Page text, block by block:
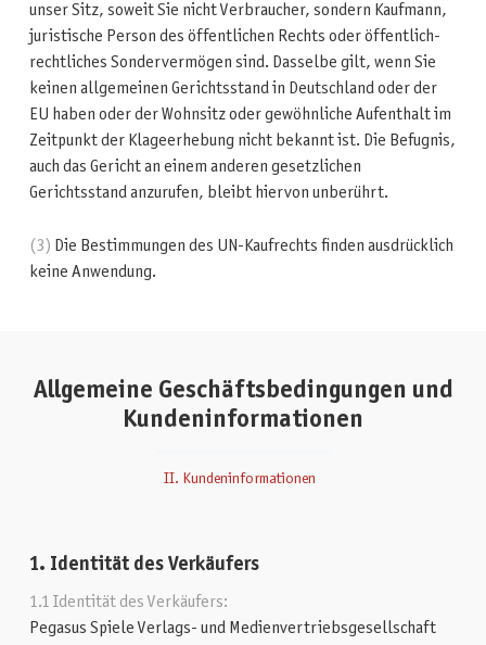
unser Sitz, soweit Sie nicht Verbraucher, sondern Kaufmann,
juristische Person des öffentlichen Rechts oder öffentlich-
rechtliches Sondervermögen sind. Dasselbe gilt, wenn Sie
keinen allgemeinen Gerichtsstand in Deutschland oder der
EU haben oder der Wohnsitz oder gewöhnliche Aufenthalt im
Zeitpunkt der Klageerhebung nicht bekannt ist. Die Befugnis,
auch das Gericht an einem anderen gesetzlichen
Gerichtsstand anzurufen, bleibt hiervon unberührt.
(3) Die Bestimmungen des UN-Kaufrechts finden ausdrücklich
keine Anwendung.
Allgemeine Geschäftsbedingungen und
Kundeninformationen
II. Kundeninformationen
1. Identität des Verkäufers
1.1 Identität des Verkäufers:
Pegasus Spiele Verlags- und Medienvertriebsgesellschaft